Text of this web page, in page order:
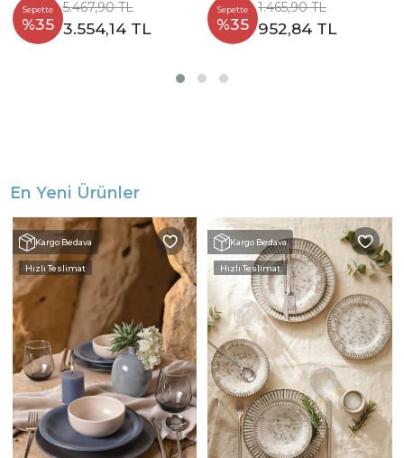
Sepette
%35
5.467,90 TL
3.554,14 TL
Sepette
%35
1.465,90 TL
952,84 TL
En Yeni Ürünler
Kargo Bedava
Hızlı Teslimat
Kargo Bedava
Hızlı Teslimat